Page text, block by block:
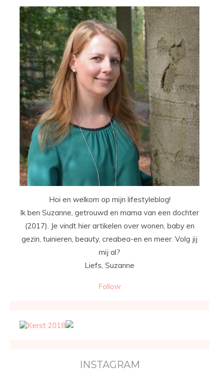
Hoi en welkom op mijn lifestyleblog!
Ik ben Suzanne, getrouwd en mama van een dochter
(2017). Je vindt hier artikelen over wonen, baby en
gezin, tuinieren, beauty, creabea-en en meer. Volg jij
mij al?
Liefs, Suzanne
Follow
INSTAGRAM